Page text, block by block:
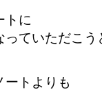
トに
っていただこう
ートよりも